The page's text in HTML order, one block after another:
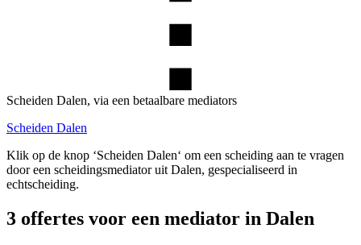
Scheiden Dalen, via een betaalbare mediators
Scheiden Dalen
Klik op de knop ‘Scheiden Dalen‘ om een scheiding aan te vragen
door een scheidingsmediator uit Dalen, gespecialiseerd in
echtscheiding.
3 offertes voor een mediator in Dalen